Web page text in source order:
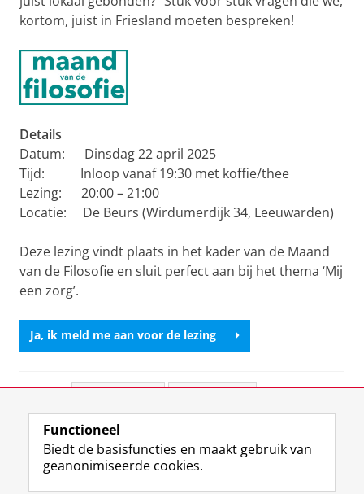
kortom, juist in Friesland moeten bespreken!
Details
Datum: Dinsdag 22 april 2025
Tijd: Inloop vanaf 19:30 met koffie/thee
Lezing: 20:00 – 21:00
Locatie: De Beurs (Wirdumerdijk 34, Leeuwarden)
Deze lezing vindt plaats in het kader van de Maand
van de Filosofie en sluit perfect aan bij het thema ‘Mij
een zorg’.
Ja, ik meld me aan voor de lezing
View this page in:English
Functioneel
Biedt de basisfuncties en maakt gebruik van
geanonimiseerde cookies.